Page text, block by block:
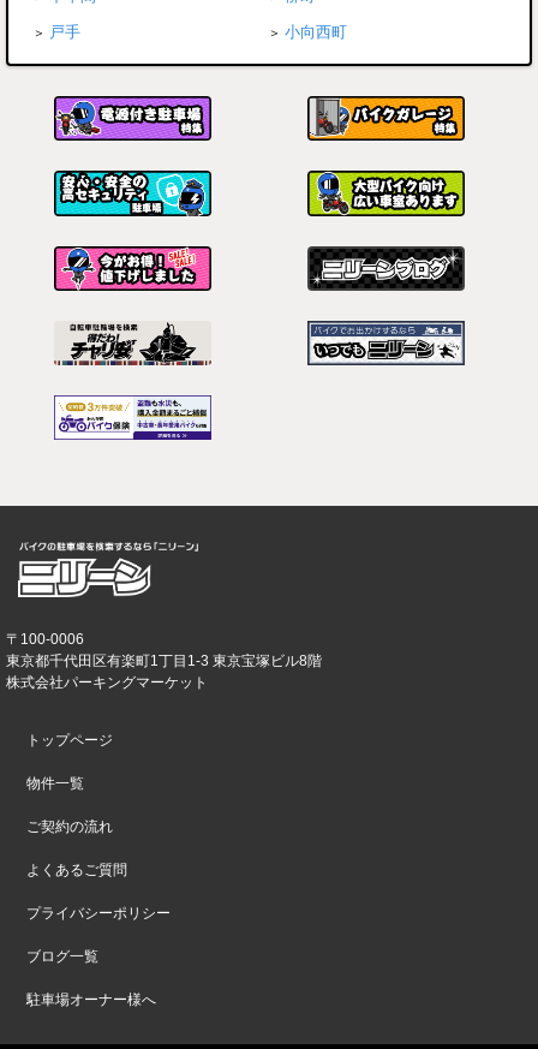
戸手
小向西町
〒100-0006
東京都千代田区有楽町1丁目1-3 東京宝塚ビル8階
株式会社パーキングマーケット
トップページ
物件一覧
ご契約の流れ
よくあるご質問
プライバシーポリシー
ブログ一覧
駐車場オーナー様へ